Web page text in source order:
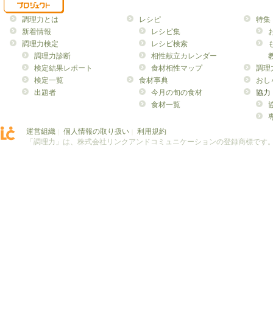
調理力とは
新着情報
調理力検定
調理力診断
検定結果レポート
検定一覧
出題者
レシピ
レシピ集
レシピ検索
相性献立カレンダー
食材相性マップ
食材事典
今月の旬の食材
食材一覧
特集
調理
おし
協力
運営組織
個人情報の取り扱い
利用規約
「調理力」は、株式会社リンクアンドコミュニケーションの登録商標です